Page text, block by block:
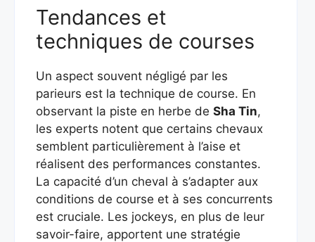
Tendances et
techniques de courses
Un aspect souvent négligé par les
parieurs est la technique de course. En
observant la piste en herbe de Sha Tin,
les experts notent que certains chevaux
semblent particulièrement à l’aise et
réalisent des performances constantes.
La capacité d’un cheval à s’adapter aux
conditions de course et à ses concurrents
est cruciale. Les jockeys, en plus de leur
savoir-faire, apportent une stratégie